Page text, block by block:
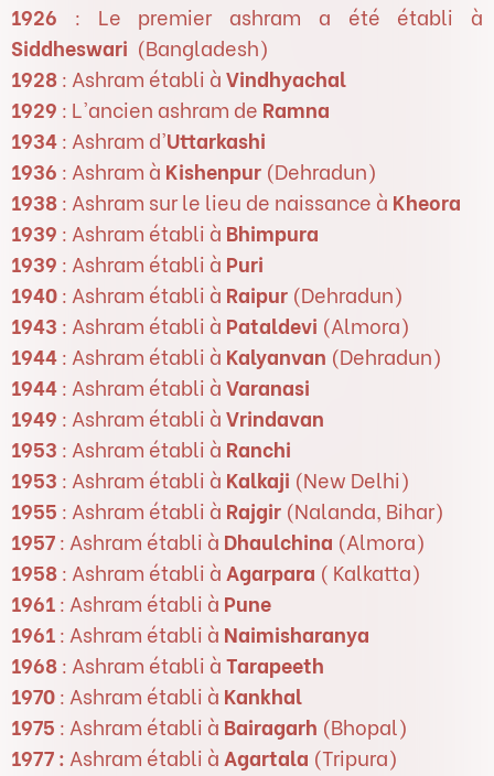
1926 : Le premier ashram a été établi à
Siddheswari (Bangladesh)
1928: Ashram établi àVindhyachal
1929 : L'ancien ashram de Ramna
1934: Ashram d'Uttarkashi
1936 : Ashram à Kishenpur (Dehradun)
1938: Ashram sur le lieu de naissance à Kheora
1939 : Ashram établi à Bhimpura
1939 : Ashram établi à Puri
1940: Ashram établi à Raipur (Dehradun)
1943 : Ashram établi à Pataldevi (Almora)
1944: Ashram établi à Kalyanvan (Dehradun)
1944: Ashram établi àVaranasi
1949 : Ashram établi àVrindavan
1953 : Ashram établi à Ranchi
1953 : Ashram établi à Kalkaji (New Delhi)
1955 : Ashram établi à Rajgir (Nalanda, Bihar)
1957: Ashram établi à Dhaulchina (Almora)
1958: Ashram établi à Agarpara ( Kalkatta)
1961: Ashram établi à Pune
1961: Ashram établi à Naimisharanya
1968: Ashram établi àTarapeeth
1970: Ashram établi à Kankhal
1975 : Ashram établi à Bairagarh (Bhopal)
1977 : Ashram établi à Agartala (Tripura)